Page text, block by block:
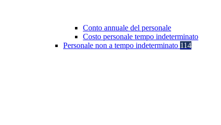
Conto annuale del personale
Costo personale tempo indeterminato
Personale non a tempo indeterminato 114